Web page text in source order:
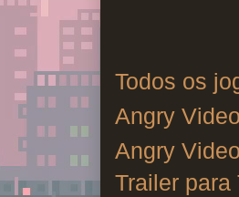
Todos os
Angry
Angry
Trailer para